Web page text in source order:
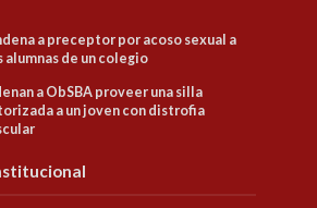
a preceptor por acoso sexual a
alumnas de un colegio
a ObSBA proveer una silla
a un joven con distrofia